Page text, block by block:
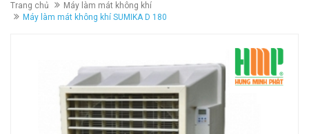
Trang chủ
Máy làm mát không khí
Máy làm mát không khí SUMIKA D 180